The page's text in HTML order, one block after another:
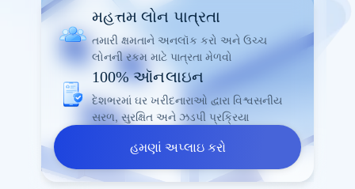
મહત્તમ લોન પાત્રતા
તમારી ક્ષમતાને અનલૉક કરો અને ઉચ્ચ
લોનની રકમ માટે પાત્રતા મેળવો
100% ઑનલાઇન
દેશભરમાં ઘર ખરીદનારાઓ દ્વારા વિશ્વસનીય
સરળ, સુરક્ષિત અને ઝડપી પ્રક્રિયા
હમણાં અપ્લાઇ કરો